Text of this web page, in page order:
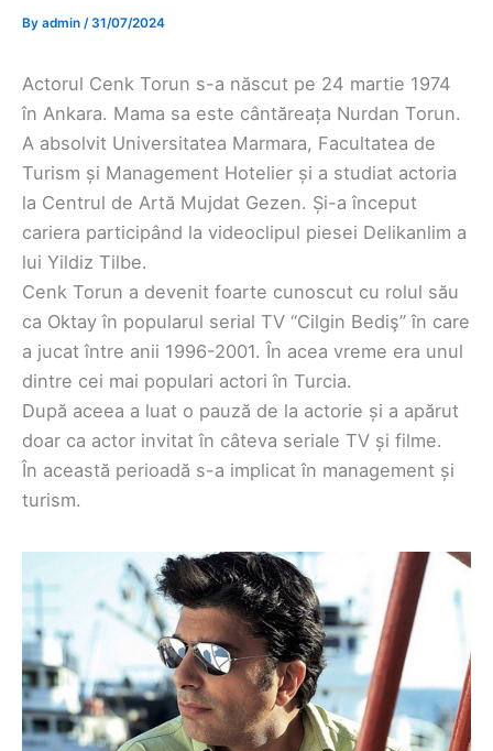
By admin /31/07/2024
Actorul Cenk Torun s-a născut pe 24 martie 1974
în Ankara. Mama sa este cântăreața Nurdan Torun.
A absolvit Universitatea Marmara, Facultatea de
Turism și Management Hotelier și a studiat actoria
la Centrul de Artă Mujdat Gezen. Și-a început
cariera participând la videoclipul piesei Delikanlim a
lui Yildiz Tilbe.
Cenk Torun a devenit foarte cunoscut cu rolul său
ca Oktay în popularul serial TV “Cilgin Bediş” în care
a jucat între anii 1996-2001. În acea vreme era unul
dintre cei mai populari actori în Turcia.
După aceea a luat o pauză de la actorie și a apărut
doar ca actor invitat în câteva seriale TV și filme.
În această perioadă s-a implicat în management și
turism.